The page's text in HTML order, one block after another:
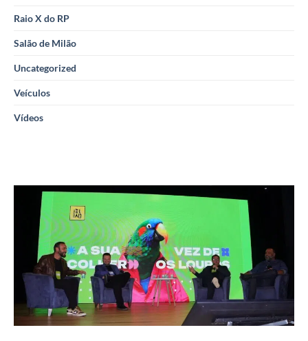
Raio X do RP
Salão de Milão
Uncategorized
Veículos
Vídeos